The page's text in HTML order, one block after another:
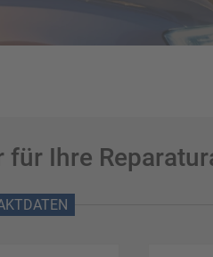
für Ihre